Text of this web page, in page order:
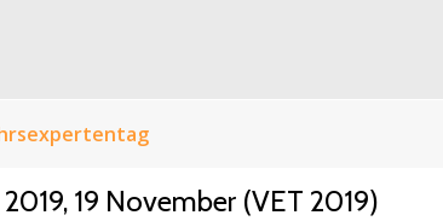
19 November (VET 2019)